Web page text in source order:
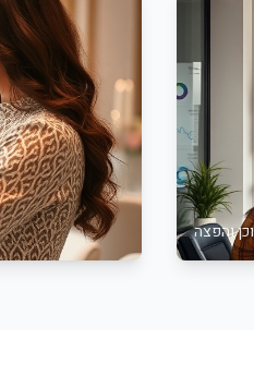
והפצה